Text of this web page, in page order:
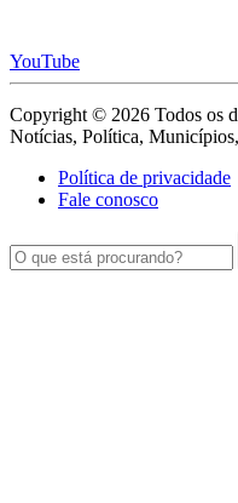
YouTube
Copyright © 2026 Todos os
Notícias, Política,
Política de privacidade
Fale conosco